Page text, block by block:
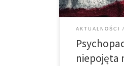
AKTUALNOŚCI
niepojęta